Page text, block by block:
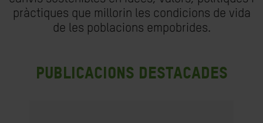
pràctiques que millorin les condicions de vida
de les poblacions empobrides.
Publicacions destacades